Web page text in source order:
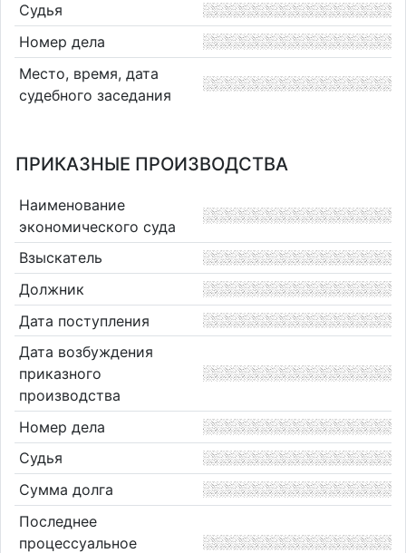
Судья
Номер дела
Место, время, дата
судебного заседания
ПРИКАЗНЫЕ ПРОИЗВОДСТВА
Наименование
экономического суда
Взыскатель
Должник
Дата поступления
Дата возбуждения
приказного
производства
Номер дела
Судья
Сумма долга
Последнее
процессуальное